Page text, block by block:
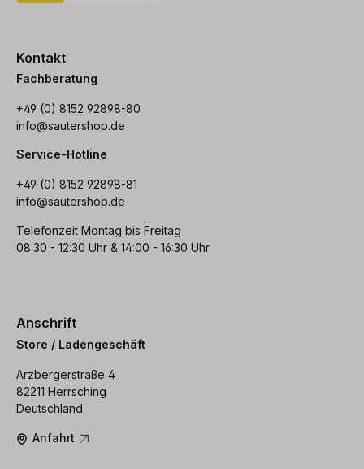
Kontakt
Fachberatung
+49 (0) 8152 92898-80
info@sautershop.de
Service-Hotline
+49 (0) 8152 92898-81
info@sautershop.de
Telefonzeit Montag bis Freitag
08:30 - 12:30 Uhr & 14:00 - 16:30 Uhr
Anschrift
Store / Ladengeschäft
Arzbergerstraße 4
82211 Herrsching
Deutschland
Anfahrt